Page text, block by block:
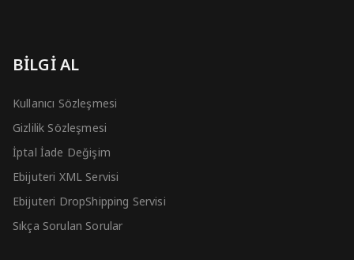
BİLGİ AL
Kullanıcı Sözleşmesi
Gizlilik Sözleşmesi
İptal İade Değişim
Ebijuteri XML Servisi
Ebijuteri DropShipping Servisi
Sıkça Sorulan Sorular